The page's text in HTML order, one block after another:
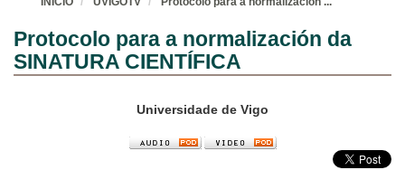
Protocolo para a normalización da
SINATURA CIENTÍFICA
Universidade de Vigo